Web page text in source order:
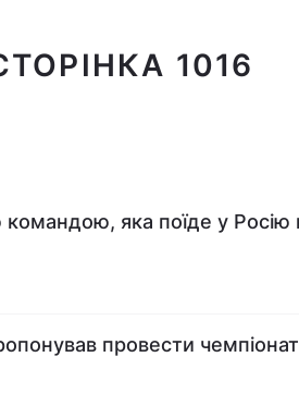
1016
командою, яка поїде у Росію
провести чемпіонат